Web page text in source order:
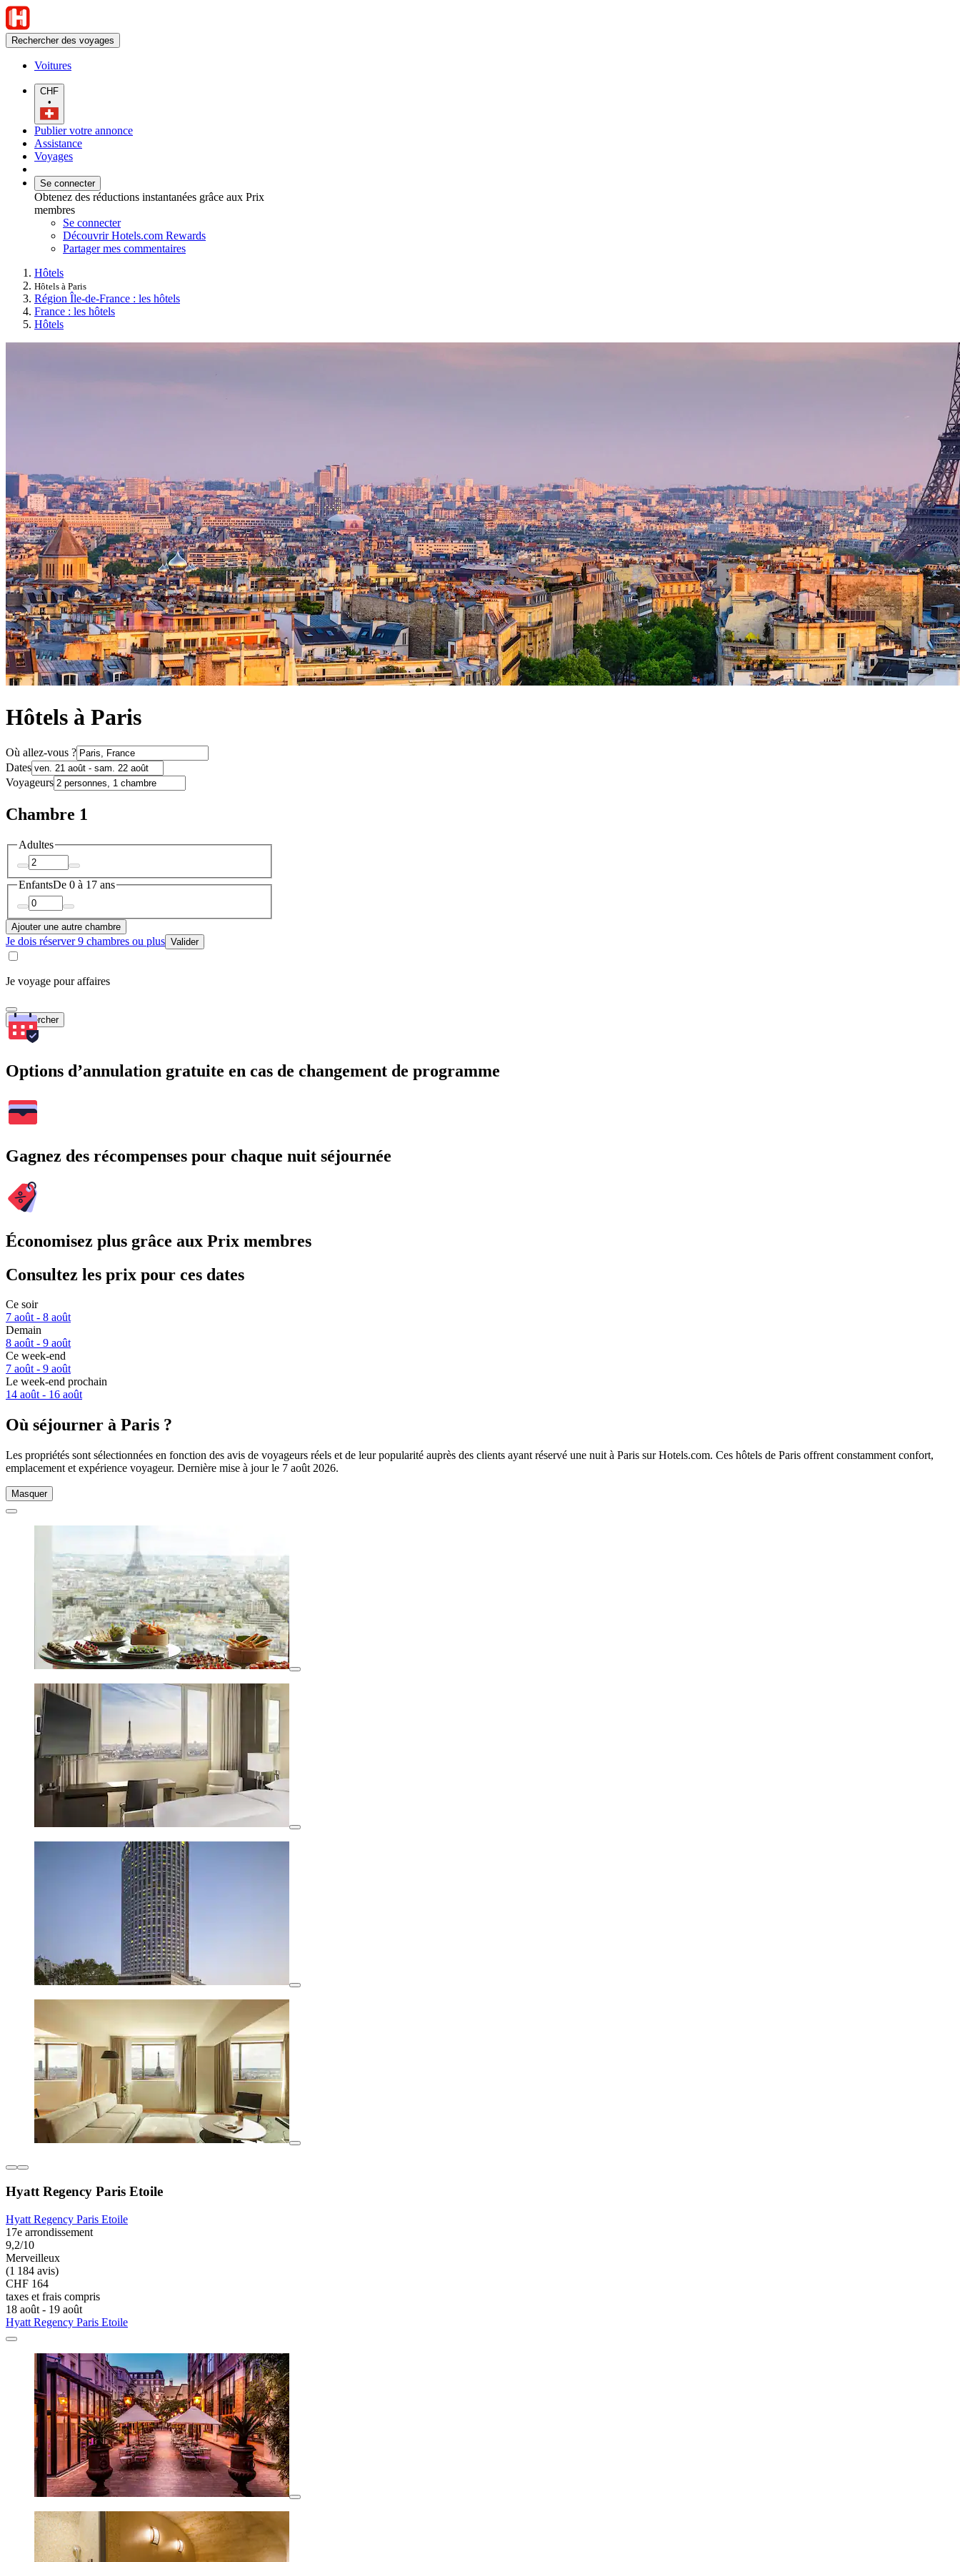
Rechercher des voyages
Voitures
CHF
•
Publier votre annonce
Assistance
Voyages
Se connecter
Obtenez des réductions instantanées grâce aux Prix
membres
Se connecter
Découvrir Hotels.com Rewards
Partager mes commentaires
Hôtels
Hôtels à Paris
Région Île-de-France : les hôtels
France : les hôtels
Hôtels
Hôtels à Paris
Où allez-vous ?
Dates
Voyageurs
Chambre 1
Adultes
EnfantsDe 0 à 17 ans
Ajouter une autre chambre
Je dois réserver 9 chambres ou plus Valider
Je voyage pour affaires
Rechercher
Options d’annulation gratuite en cas de changement de programme
Gagnez des récompenses pour chaque nuit séjournée
Économisez plus grâce aux Prix membres
Consultez les prix pour ces dates
Ce soir
7 août - 8 août
Demain
8 août - 9 août
Ce week-end
7 août - 9 août
Le week-end prochain
14 août - 16 août
Où séjourner à Paris ?
Les propriétés sont sélectionnées en fonction des avis de voyageurs réels et de leur popularité auprès des clients ayant réservé une nuit à Paris sur Hotels.com. Ces hôtels de Paris offrent constamment confort,
emplacement et expérience voyageur. Dernière mise à jour le 7 août 2026.
Masquer
Hyatt Regency Paris Etoile
Hyatt Regency Paris Etoile
17e arrondissement
9,2/10
Merveilleux
(1 184 avis)
CHF 164
taxes et frais compris
18 août - 19 août
Hyatt Regency Paris Etoile